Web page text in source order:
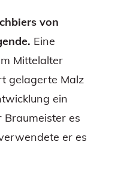
von
Eine
Mittelalter
gelagerte Malz
ein
Braumeister es
er es